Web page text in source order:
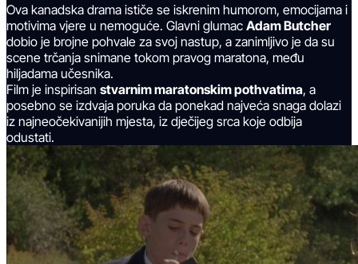
Ova kanadska drama ističe se iskrenim humorom, emocijama i
motivima vjere u nemoguće. Glavni glumac Adam Butcher
dobio je brojne pohvale za svoj nastup, a zanimljivo je da su
scene trčanja snimane tokom pravog maratona, među
hiljadama učesnika.
Film je inspirisan stvarnim maratonskim pothvatima, a
posebno se izdvaja poruka da ponekad najveća snaga dolazi
iz najneočekivanijih mjesta, iz dječijeg srca koje odbija
odustati.